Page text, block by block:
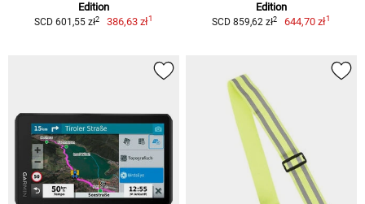
Edition
SCD 601,55 zł2 386,63 zł1
Edition
SCD 859,62 zł2 644,70 zł1